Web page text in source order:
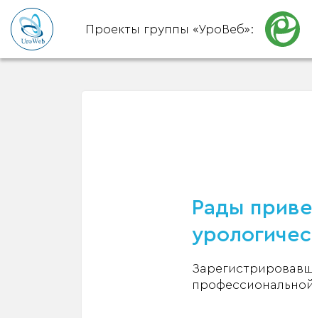
Проекты группы «УроВеб»:
Рады